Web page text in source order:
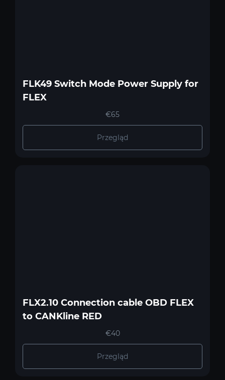
FLK49 Switch Mode Power Supply for
FLEX
€65
Przegląd
FLX2.10 Connection cable OBD FLEX
to CANKline RED
€40
Przegląd